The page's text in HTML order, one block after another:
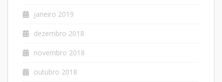
janeiro 2019
dezembro 2018
novembro 2018
outubro 2018